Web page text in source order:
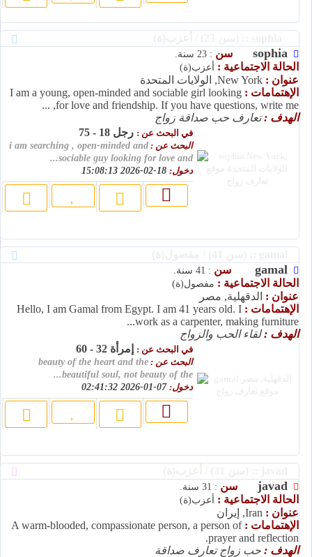
sophia سن : 23 سنة.
الحالة الاجتماعية : أعزب(ة)
عنوان : New York, الولايات المتحدة
الإهتمامات : I am a young, open-minded and sociable girl looking
for love and friendship. If you have questions, write me, ...
الهدف :تعارف حب صداقة زواج
في البحث عن : رجل 18 - 75
البحث عن : i am searching , open-minded and
sociable guy looking for love and...
دخول:
gamal سن : 41 سنة.
الحالة الاجتماعية : مفصول(ة)
عنوان : الدقهلية, مصر
الإهتمامات : Hello, I am Gamal from Egypt. I am 41 years old. I
work as a carpenter, making furniture...
الهدف :لقاء الحب والزواج
في البحث عن : إمرأة 32 - 60
البحث عن : beauty of the heart and the
beautiful soul, not beauty of the...
دخول: 07-01-2026 02:41:32
javad سن : 31 سنة.
الحالة الاجتماعية : أعزب(ة)
عنوان : Iran, إيران
الإهتمامات :A warm-blooded, compassionate person, a person of
prayer and reflection.
الهدف : حب زواج تعارف صداقة